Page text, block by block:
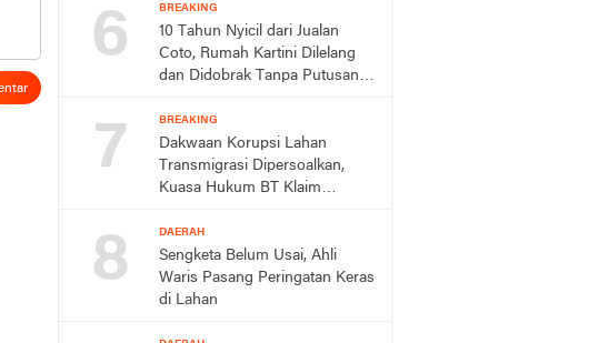
6 BREAKING
10 Tahun Nyicil dari Jualan
Coto, Rumah Kartini Dilelang
dan Didobrak Tanpa Putusan
7 BREAKING
Dakwaan Korupsi Lahan
Transmigrasi Dipersoalkan,
Kuasa Hukum BT Klaim
8 DAERAH
Sengketa Belum Usai, Ahli
Waris Pasang Peringatan Keras
di Lahan